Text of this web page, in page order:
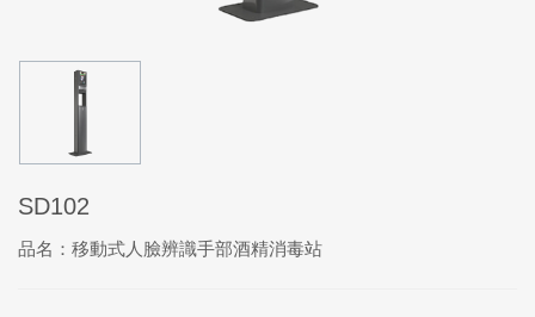
SD102
品名：移動式人臉辨識手部酒精消毒站